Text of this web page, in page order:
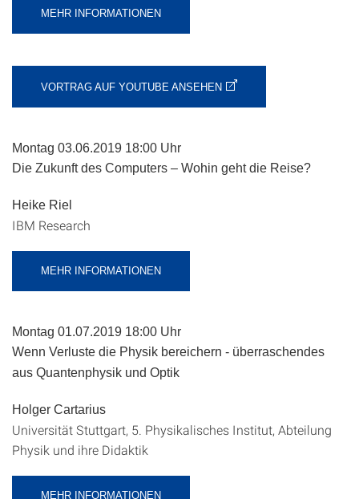
MEHR INFORMATIONEN
VORTRAG AUF YOUTUBE ANSEHEN
Montag 03.06.2019 18:00 Uhr
Die Zukunft des Computers – Wohin geht die Reise?
Heike Riel
IBM Research
MEHR INFORMATIONEN
Montag 01.07.2019 18:00 Uhr
Wenn Verluste die Physik bereichern - überraschendes
aus Quantenphysik und Optik
Holger Cartarius
Universität Stuttgart, 5. Physikalisches Institut, Abteilung
Physik und ihre Didaktik
MEHR INFORMATIONEN